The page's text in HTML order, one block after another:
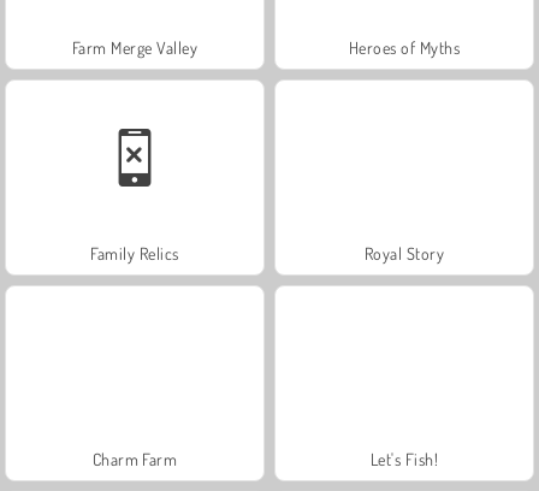
Farm Merge Valley Heroes of Myths
Family Relics Royal Story
Charm Farm Let's Fish!